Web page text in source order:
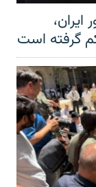
گرفته است